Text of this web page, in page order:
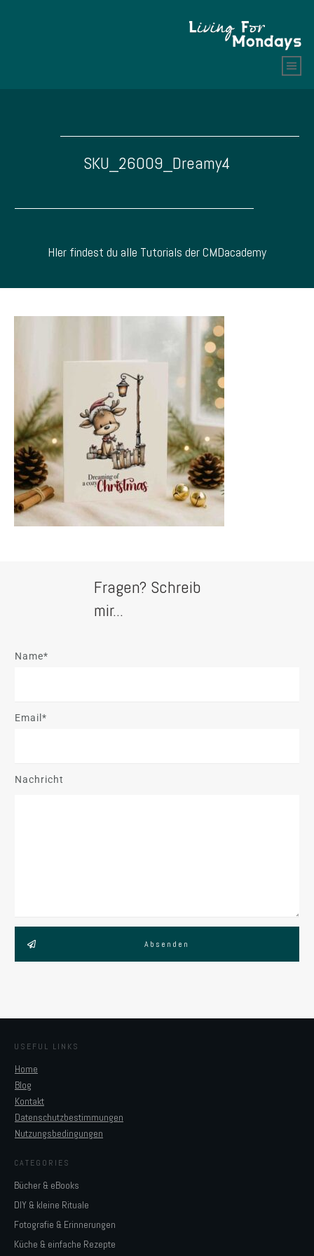
SKU_26009_Dreamy4
HIer findest du alle Tutorials der CMDacademy
Fragen? Schreib
mir...
Name*
Email*
Nachricht
Absenden
USEFUL LINKS
Home
Blog
Kontakt
Datenschutzbestimmungen
Nutzungsbedingungen
CATEGORIES
Bücher & eBooks
DIY & kleine Rituale
Fotografie & Erinnerungen
Küche & einfache Rezepte